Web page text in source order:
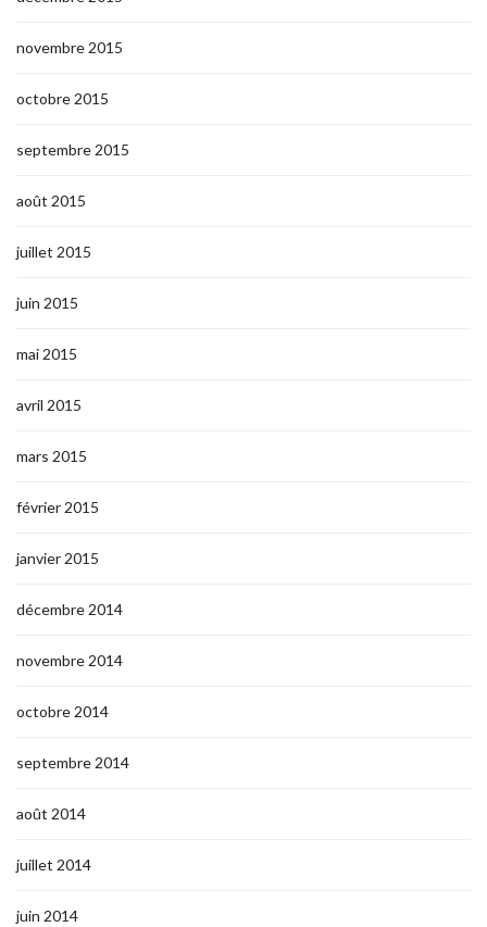
novembre 2015
octobre 2015
septembre 2015
août 2015
juillet 2015
juin 2015
mai 2015
avril 2015
mars 2015
février 2015
janvier 2015
décembre 2014
novembre 2014
octobre 2014
septembre 2014
août 2014
juillet 2014
juin 2014